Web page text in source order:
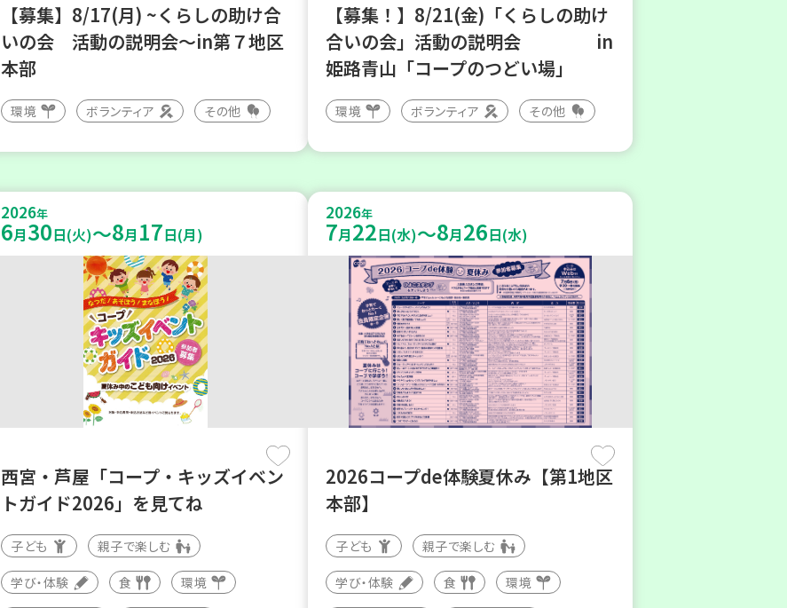
【募集】8/17(月) ~くらしの助け合
いの会 活動の説明会～in第７地区
本部
環境 ボランティア その他
【募集！】8/21(金)「くらしの助け
合いの会」活動の説明会 in
姫路青山「コープのつどい場」
環境 ボランティア その他
2026年
6月30日(火)～8月 17日(月)
西宮・芦屋「コープ・キッズイベン
トガイド2026」を見てね
子ども 親子で楽しむ
学び・体験 食 環境
2026年
7月22日(水)～8月26日(水)
2026コープde体験夏休み【第1地区
本部】
子ども 親子で楽しむ
学び・体験 食 環境